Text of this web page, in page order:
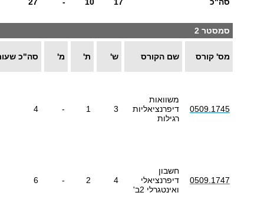
סמסטר 2
מס' קורס שם הקורס ש' ת' מ' סה"כ
0509.1745
משוואות
דיפרנציאליות
רגילות
3
1
-
4
0509.1747
חשבון
דיפרנציאלי
ואינטגרלי 2ב'
4
2
-
6